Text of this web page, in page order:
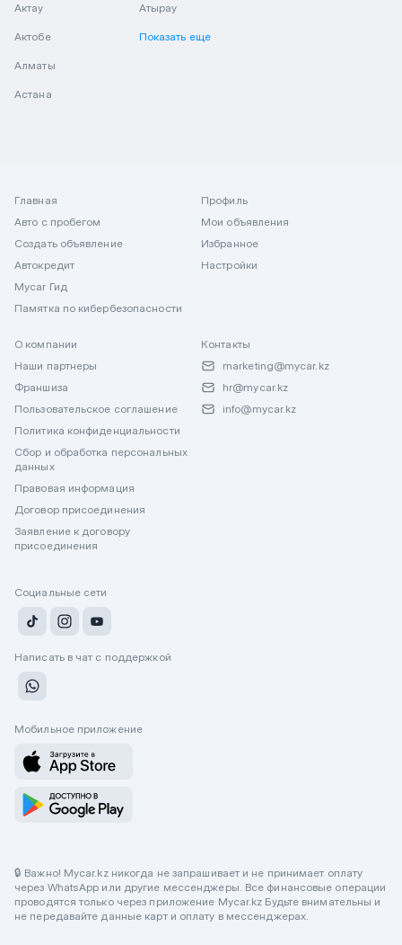
Актау
Актобе
Алматы
Астана
Атырау
Показать еще
Главная
Авто с пробегом
Создать объявление
Автокредит
Mycar Гид
Памятка по кибербезопасности
Профиль
Мои объявления
Избранное
Настройки
О компании
Наши партнеры
Франшиза
Пользовательское соглашение
Политика конфиденциальности
Сбор и обработка персональных
данных
Правовая информация
Договор присоединения
Заявление к договору
присоединения
Контакты
marketing@mycar.kz
hr@mycar.kz
info@mycar.kz
Социальные сети
Написать в чат с поддержкой
Мобильное приложение
🔒 Важно! Mycar.kz никогда не запрашивает и не принимает оплату
через WhatsApp или другие мессенджеры. Все финансовые операции
проводятся только через приложение Mycar.kz Будьте внимательны и
не передавайте данные карт и оплату в мессенджерах.